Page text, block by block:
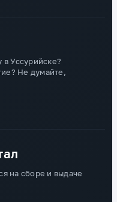
в Уссурийске?
Не думайте,
на сборе и выдаче